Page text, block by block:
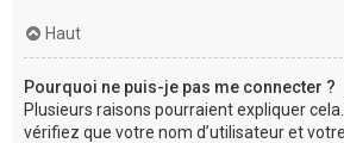
Haut
Pourquoi ne puis-je pas me connecter ?
Plusieurs raisons pourraient expliquer
vérifiez que votre nom d’utilisateur et